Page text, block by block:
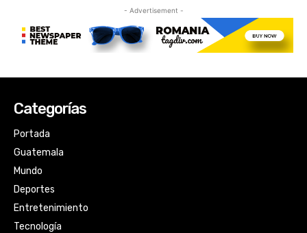
Categorías
Portada
Guatemala
Mundo
Deportes
Entretenimiento
Tecnología